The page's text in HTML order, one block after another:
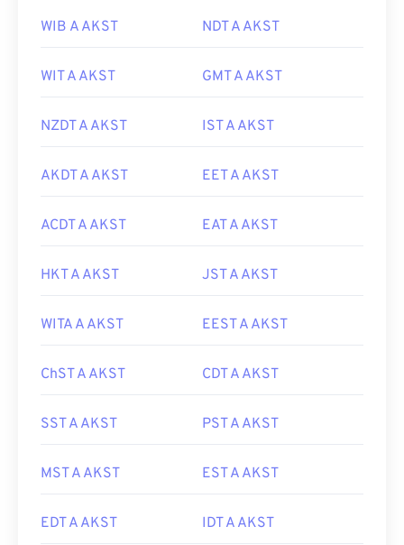
WIB A AKST NDT A AKST
WIT A AKST GMT A AKST
NZDT A AKST IST A AKST
AKDT A AKST EET A AKST
ACDT A AKST EAT A AKST
HKT A AKST JST A AKST
WITA A AKST EEST A AKST
ChST A AKST CDT A AKST
SST A AKST PST A AKST
MST A AKST EST A AKST
EDT A AKST IDT A AKST